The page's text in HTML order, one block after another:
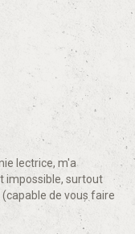
lectrice, m'a
impossible, surtout
de vous faire